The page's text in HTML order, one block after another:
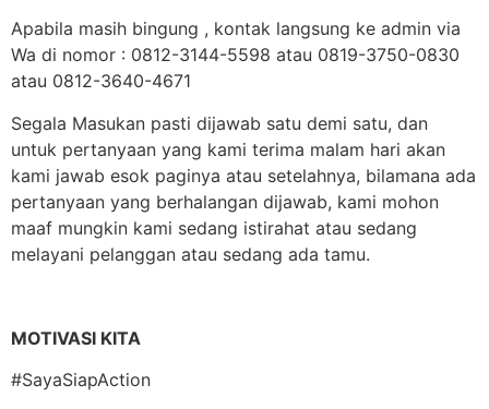
Apabila masih bingung , kontak langsung ke admin via
Wa di nomor : 0812-3144-5598 atau 0819-3750-0830
atau 0812-3640-4671
Segala Masukan pasti dijawab satu demi satu, dan
untuk pertanyaan yang kami terima malam hari akan
kami jawab esok paginya atau setelahnya, bilamana ada
pertanyaan yang berhalangan dijawab, kami mohon
maaf mungkin kami sedang istirahat atau sedang
melayani pelanggan atau sedang ada tamu.
MOTIVASI KITA
#SayaSiapAction